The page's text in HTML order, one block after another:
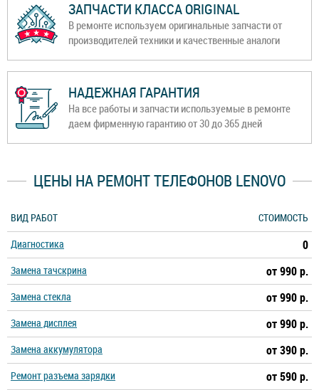
ЗАПЧАСТИ КЛАССА ORIGINAL
В ремонте используем оригинальные запчасти от
производителей техники и качественные аналоги
НАДЕЖНАЯ ГАРАНТИЯ
На все работы и запчасти используемые в ремонте
даем фирменную гарантию от 30 до 365 дней
ЦЕНЫ НА РЕМОНТ ТЕЛЕФОНОВ LENOVO
ВИД РАБОТ
СТОИМОСТЬ
Диагностика
0
Замена тачскрина от 990 р.
Замена стекла от 990 р.
Замена дисплея от 990 р.
Замена аккумулятора от 390 р.
Ремонт разъема зарядки от 590 р.